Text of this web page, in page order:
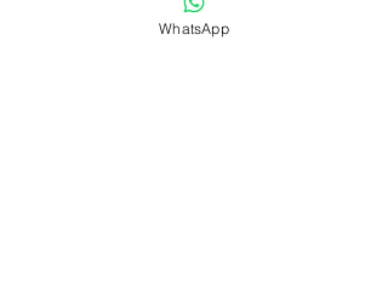
🚫 Exames Médico R$126,79
🚫Exame Psicotécnico
WhatsApp